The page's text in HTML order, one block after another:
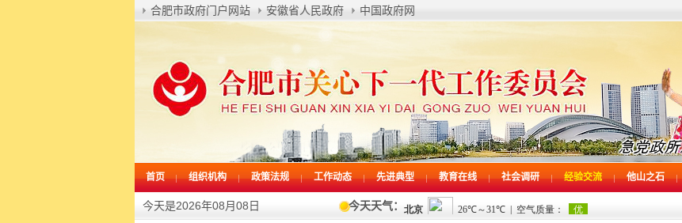
合肥市政府门户网站 安徽省人民政府 中国政府网
首页 组织机构 政策法规 工作动态 先进典型 教育在线 社会调研 经验交流 他山之石
今天是2026年08月08日 今天天气：